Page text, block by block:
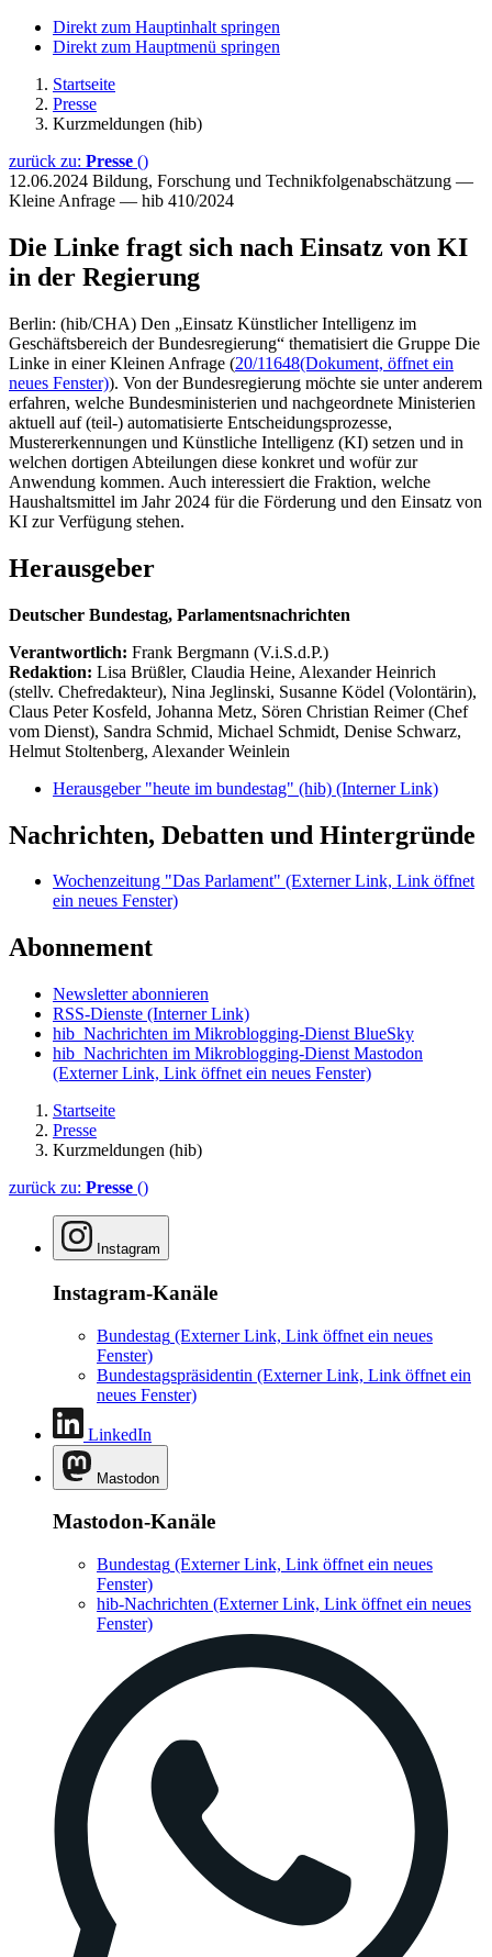
Direkt zum Hauptinhalt springen
Direkt zum Hauptmenü springen
Startseite
Presse
Kurzmeldungen (hib)
zurück zu: Presse ()
12.06.2024 Bildung, Forschung und Technikfolgenabschätzung —
Kleine Anfrage — hib 410/2024
Die Linke fragt sich nach Einsatz von KI
in der Regierung
Berlin: (hib/CHA) Den „Einsatz Künstlicher Intelligenz im
Geschäftsbereich der Bundesregierung“ thematisiert die Gruppe Die
Linke in einer Kleinen Anfrage (20/11648(Dokument, öffnet ein
neues Fenster)). Von der Bundesregierung möchte sie unter anderem
erfahren, welche Bundesministerien und nachgeordnete Ministerien
aktuell auf (teil-) automatisierte Entscheidungsprozesse,
Mustererkennungen und Künstliche Intelligenz (KI) setzen und in
welchen dortigen Abteilungen diese konkret und wofür zur
Anwendung kommen. Auch interessiert die Fraktion, welche
Haushaltsmittel im Jahr 2024 für die Förderung und den Einsatz von
KI zur Verfügung stehen.
Herausgeber
Deutscher Bundestag, Parlamentsnachrichten
Verantwortlich: Frank Bergmann (V.i.S.d.P.)
Redaktion: Lisa Brüßler, Claudia Heine, Alexander Heinrich
(stellv. Chefredakteur), Nina Jeglinski, Susanne Ködel (Volontärin),
Claus Peter Kosfeld, Johanna Metz, Sören Christian Reimer (Chef
vom Dienst), Sandra Schmid, Michael Schmidt, Denise Schwarz,
Helmut Stoltenberg, Alexander Weinlein
Herausgeber "heute im bundestag" (hib) (Interner Link)
Nachrichten, Debatten und Hintergründe
Wochenzeitung "Das Parlament" (Externer Link, Link öffnet
ein neues Fenster)
Abonnement
Newsletter abonnieren
RSS-Dienste (Interner Link)
hib_Nachrichten im Mikroblogging-Dienst BlueSky
hib_Nachrichten im Mikroblogging-Dienst Mastodon
(Externer Link, Link öffnet ein neues Fenster)
Startseite
Presse
Kurzmeldungen (hib)
zurück zu: Presse ()
Instagram
Instagram-Kanäle
Bundestag (Externer Link, Link öffnet ein neues
Fenster)
Bundestagspräsidentin (Externer Link, Link öffnet ein
neues Fenster)
LinkedIn
Mastodon
Mastodon-Kanäle
Bundestag (Externer Link, Link öffnet ein neues
Fenster)
hib-Nachrichten (Externer Link, Link öffnet ein neues
Fenster)